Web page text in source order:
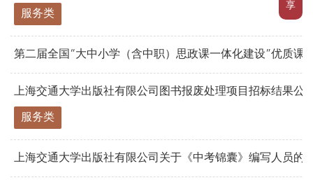
享
服务类
第二届全国“大中小学（含中职）思政课一体化建设”优质课
上海交通大学出版社有限公司图书报废处理项目招标结果公
服务类
上海交通大学出版社有限公司关于《中考锦囊》编写人员的